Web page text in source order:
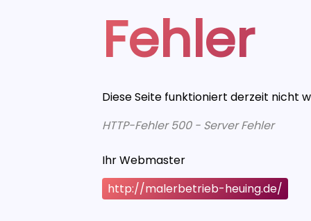
Fehler
Diese Seite funktioniert derzeit nicht
HTTP-Fehler 500 - Server Fehler
Ihr Webmaster
http://malerbetrieb-heuing.de/